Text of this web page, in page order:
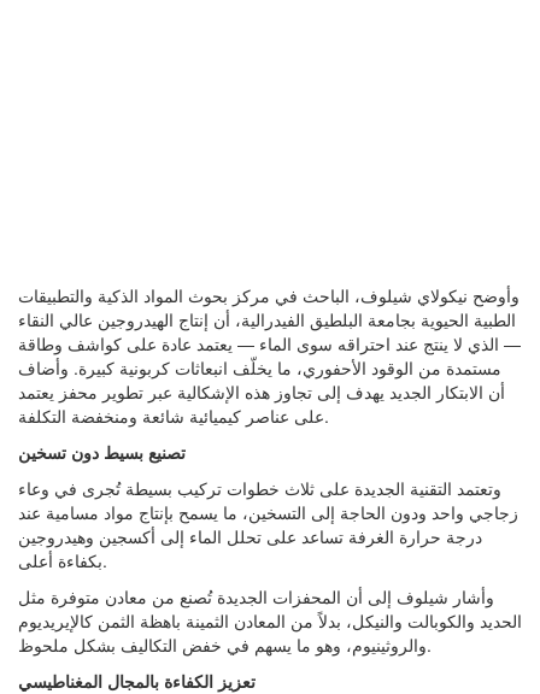
وأوضح نيكولاي شيلوف، الباحث في مركز بحوث المواد الذكية والتطبيقات
الطبية الحيوية بجامعة البلطيق الفيدرالية، أن إنتاج الهيدروجين عالي النقاء
— الذي لا ينتج عند احتراقه سوى الماء — يعتمد عادة على كواشف وطاقة
مستمدة من الوقود الأحفوري، ما يخلّف انبعاثات كربونية كبيرة. وأضاف
أن الابتكار الجديد يهدف إلى تجاوز هذه الإشكالية عبر تطوير محفز يعتمد
على عناصر كيميائية شائعة ومنخفضة التكلفة.
تصنيع بسيط دون تسخين
وتعتمد التقنية الجديدة على ثلاث خطوات تركيب بسيطة تُجرى في وعاء
زجاجي واحد ودون الحاجة إلى التسخين، ما يسمح بإنتاج مواد مسامية عند
درجة حرارة الغرفة تساعد على تحلل الماء إلى أكسجين وهيدروجين
بكفاءة أعلى.
وأشار شيلوف إلى أن المحفزات الجديدة تُصنع من معادن متوفرة مثل
الحديد والكوبالت والنيكل، بدلاً من المعادن الثمينة باهظة الثمن كالإيريديوم
والروثينيوم، وهو ما يسهم في خفض التكاليف بشكل ملحوظ.
تعزيز الكفاءة بالمجال المغناطيسي